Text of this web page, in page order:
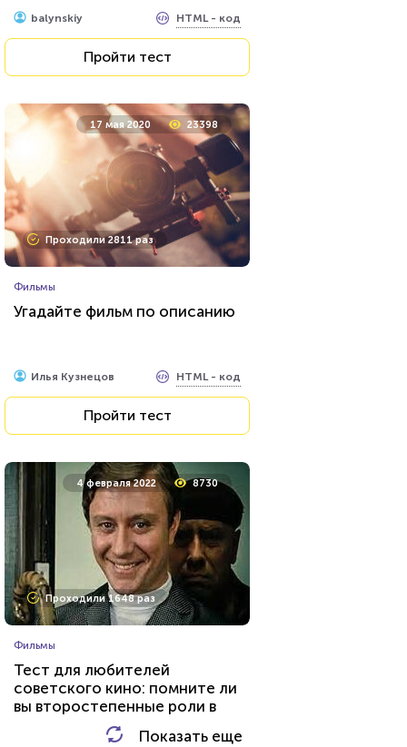
Пройти тест
15 февраля 2022 53616
Проходили 7539 раз
Тест: Великие русские
писатели
Пройти тест
23 июня 2021
Проходили 20937 раз
Тест: «Какой ты вампир из
сериала "Дневники
вампира"»?
balynskiy HTML - код
Пройти тест
17 мая 2020 23398
Проходили 2811 раз
Фильмы
Угадайте фильм по описанию
Илья Кузнецов HTML - код
Пройти тест
4 февраля 2022 8730
Проходили 1648 раз
Фильмы
Тест для любителей
советского кино: помните ли
вы второстепенные роли в
знаменитых фильмах?
AlexYasnovidov HTML - код
Показать еще